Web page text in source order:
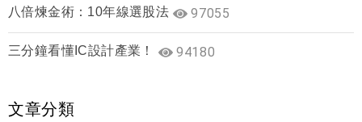
八倍煉金術：10年線選股法 97055
三分鐘看懂IC設計產業！ 94180
文章分類